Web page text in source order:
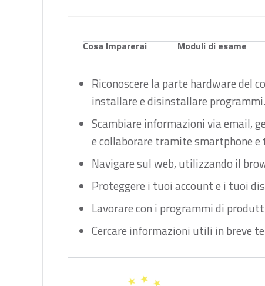
Cosa Imparerai Moduli di esame
Riconoscere la parte hardware del
installare e disinstallare programmi.
Scambiare informazioni via email,
e collaborare tramite smartphone
Navigare sul web, utilizzando il
Proteggere i tuoi account e i tuoi
Lavorare con i programmi di
Cercare informazioni utili in breve